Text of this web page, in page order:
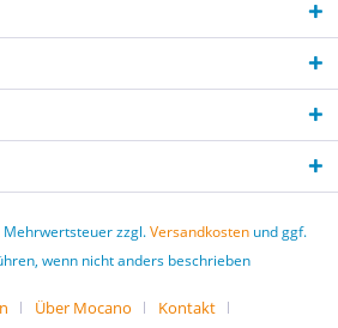
zzgl.Versandkosten und ggf.
wenn nicht anders beschrieben
Über Mocano
Kontakt